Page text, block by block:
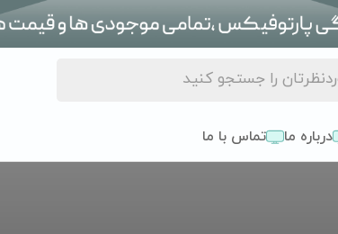
درباره ما تماس با ما